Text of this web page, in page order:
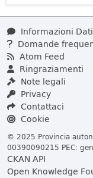
Informazioni
Domande
Atom Feed
Ringraziamenti
Note legali
Privacy
Contattaci
Cookie
© 2025 Provincia
00390090215 PEC:
CKAN API
Open Knowledge